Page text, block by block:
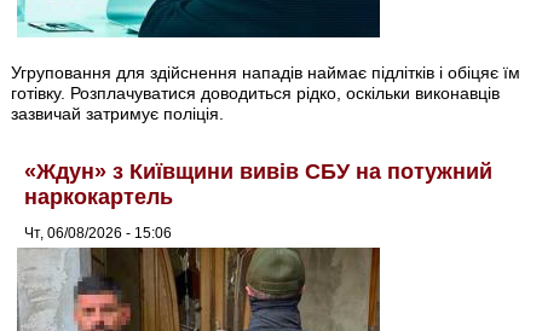
Угруповання для здійснення нападів наймає підлітків і обіцяє їм
готівку. Розплачуватися доводиться рідко, оскільки виконавців
зазвичай затримує поліція.
«Ждун» з Київщини вивів СБУ на потужний
наркокартель
Чт, 06/08/2026 - 15:06